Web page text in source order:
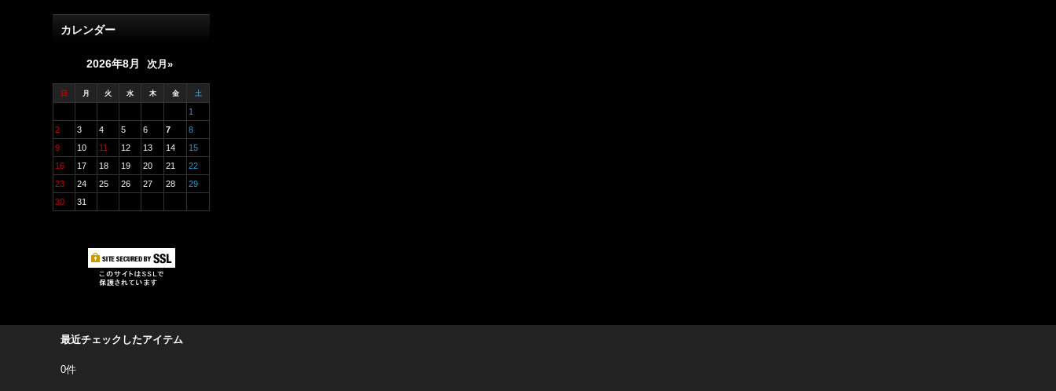
カレンダー
2026年8月 次月»
日 月 火 水 木 金 土
1
2
3 4 5 6 7
8
9
10 11 12 13 14
15
16
17 18 19 20 21
22
23
24 25 26 27 28
29
30
31
最近チェックしたアイテム
0件